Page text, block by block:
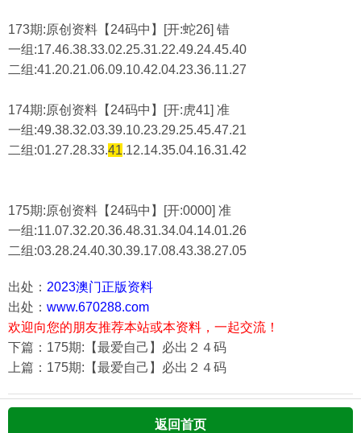
173期:原创资料【24码中】[开:蛇26] 错
一组:17.46.38.33.02.25.31.22.49.24.45.40
二组:41.20.21.06.09.10.42.04.23.36.11.27
174期:原创资料【24码中】[开:虎41] 准
一组:49.38.32.03.39.10.23.29.25.45.47.21
二组:01.27.28.33.41.12.14.35.04.16.31.42
175期:原创资料【24码中】[开:0000] 准
一组:11.07.32.20.36.48.31.34.04.14.01.26
二组:03.28.24.40.30.39.17.08.43.38.27.05
出处： 2023澳门正版资料
出处： www.670288.com
欢迎向您的朋友推荐本站或本资料，一起交流！
下篇：175期:【最爱自己】必出２４码
上篇：175期:【最爱自己】必出２４码
返回首页